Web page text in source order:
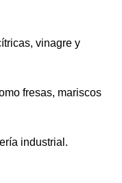
vinagre y
fresas, mariscos
industrial.